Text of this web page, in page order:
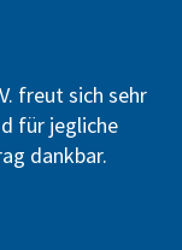
freut sich sehr
für jegliche
dankbar.